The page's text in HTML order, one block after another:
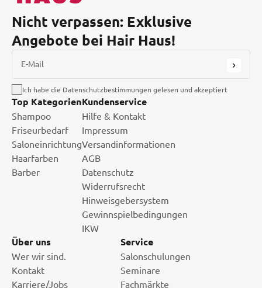
Nicht verpassen: Exklusive
Angebote bei Hair Haus!
E-Mail
Ich habe die Datenschutzbestimmungen gelesen und akzeptiert
Top Kategorien
Shampoo
Friseurbedarf
Saloneinrichtung
Haarfarben
Barber
Kundenservice
Hilfe & Kontakt
Impressum
Versandinformationen
AGB
Datenschutz
Widerrufsrecht
Hinweisgebersystem
Gewinnspielbedingungen
IKW
Über uns
Wer wir sind.
Kontakt
Karriere/Jobs
Service
Salonschulungen
Seminare
Fachmärkte